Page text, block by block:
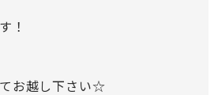
！
お越し下さい☆